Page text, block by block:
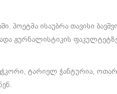
პოეტმა ისაუბრა თავისი
ჟურნალისტიკის
ტარიელ ჭანტურია,